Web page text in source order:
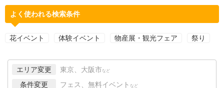
よく使われる検索条件
花イベント 体験イベント 物産展・観光フェア 祭り
エリア変更 東京、大阪市 など
条件変更 フェス、無料イベント など